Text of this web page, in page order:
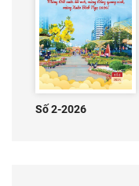
Số 2-2026